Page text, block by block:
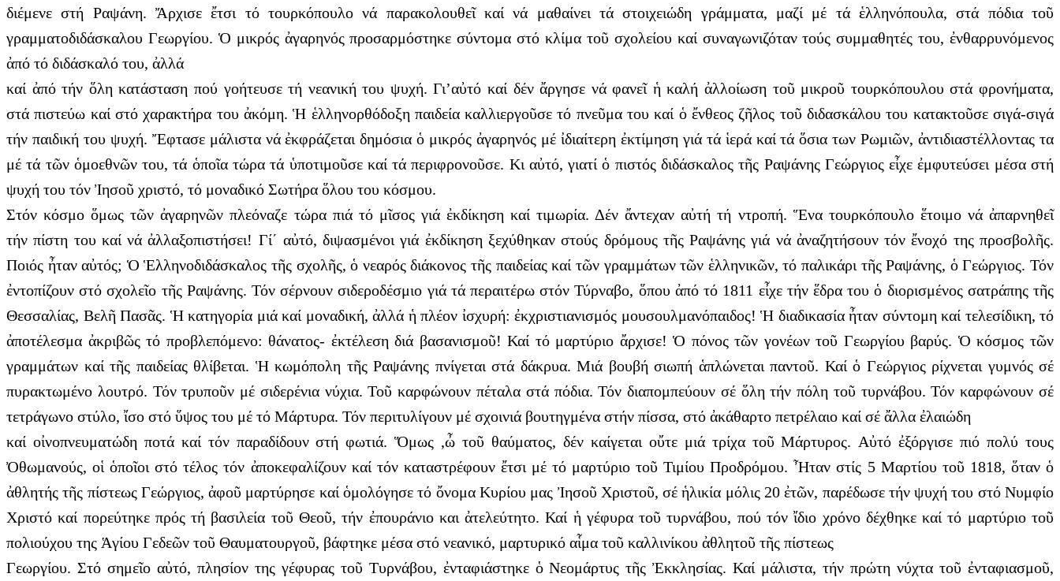
διέμενε στή Ραψάνη. Ἄρχισε ἔτσι τό τουρκόπουλο νά παρακολουθεῖ καί νά μαθαίνει τά στοιχειώδη γράμματα, μαζί μέ τά ἑλληνόπουλα, στά πόδια τοῦ
γραμματοδιδάσκαλου Γεωργίου. Ὁ μικρός ἀγαρηνός προσαρμόστηκε σύντομα στό κλίμα τοῦ σχολείου καί συναγωνιζόταν τούς συμμαθητές του, ἐνθαρρυνόμενος
ἀπό τό διδάσκαλό του, ἀλλά
καί ἀπό τήν ὅλη κατάσταση πού γοήτευσε τή νεανική του ψυχή. Γι’αὐτό καί δέν ἄργησε νά φανεῖ ἡ καλή ἀλλοίωση τοῦ μικροῦ τουρκόπουλου στά φρονήματα,
στά πιστεύω καί στό χαρακτήρα του ἀκόμη. Ἡ ἑλληνορθόδοξη παιδεία καλλιεργοῦσε τό πνεῦμα του καί ὁ ἔνθεος ζῆλος τοῦ διδασκάλου του κατακτοῦσε σιγά-σιγά
τήν παιδική του ψυχή. Ἔφτασε μάλιστα νά ἐκφράζεται δημόσια ὁ μικρός ἀγαρηνός μέ ἰδιαίτερη ἐκτίμηση γιά τά ἱερά καί τά ὅσια των Ρωμιῶν, ἀντιδιαστέλλοντας τα
μέ τά τῶν ὁμοεθνῶν του, τά ὁποῖα τώρα τά ὑποτιμοῦσε καί τά περιφρονοῦσε. Κι αὐτό, γιατί ὁ πιστός διδάσκαλος τῆς Ραψάνης Γεώργιος εἶχε ἐμφυτεύσει μέσα στή
ψυχή του τόν Ἰησοῦ χριστό, τό μοναδικό Σωτήρα ὅλου του κόσμου.
Στόν κόσμο ὅμως τῶν ἀγαρηνῶν πλεόναζε τώρα πιά τό μῖσος γιά ἐκδίκηση καί τιμωρία. Δέν ἄντεχαν αὐτή τή ντροπή. Ἕνα τουρκόπουλο ἕτοιμο νά ἀπαρνηθεῖ
τήν πίστη του καί νά ἀλλαξοπιστήσει! Γί΄ αὐτό, διψασμένοι γιά ἐκδίκηση ξεχύθηκαν στούς δρόμους τῆς Ραψάνης γιά νά ἀναζητήσουν τόν ἔνοχό της προσβολῆς.
Ποιός ἦταν αὐτός; Ὁ Ἑλληνοδιδάσκαλος τῆς σχολῆς, ὁ νεαρός διάκονος τῆς παιδείας καί τῶν γραμμάτων τῶν ἑλληνικῶν, τό παλικάρι τῆς Ραψάνης, ὁ Γεώργιος. Τόν
ἐντοπίζουν στό σχολεῖο τῆς Ραψάνης. Τόν σέρνουν σιδεροδέσμιο γιά τά περαιτέρω στόν Τύρναβο, ὅπου ἀπό τό 1811 εἶχε τήν ἕδρα του ὁ διορισμένος σατράπης τῆς
Θεσσαλίας, Βελῆ Πασᾶς. Ἡ κατηγορία μιά καί μοναδική, ἀλλά ἡ πλέον ἰσχυρή: ἐκχριστιανισμός μουσουλμανόπαιδος! Ἡ διαδικασία ἦταν σύντομη καί τελεσίδικη, τό
ἀποτέλεσμα ἀκριβῶς τό προβλεπόμενο: θάνατος- ἐκτέλεση διά βασανισμοῦ! Καί τό μαρτύριο ἄρχισε! Ὁ πόνος τῶν γονέων τοῦ Γεωργίου βαρύς. Ὁ κόσμος τῶν
γραμμάτων καί τῆς παιδείας θλίβεται. Ἡ κωμόπολη τῆς Ραψάνης πνίγεται στά δάκρυα. Μιά βουβή σιωπή ἁπλώνεται παντοῦ. Καί ὁ Γεώργιος ρίχνεται γυμνός σέ
πυρακτωμένο λουτρό. Τόν τρυποῦν μέ σιδερένια νύχια. Τοῦ καρφώνουν πέταλα στά πόδια. Τόν διαπομπεύουν σέ ὅλη τήν πόλη τοῦ τυρνάβου. Τόν καρφώνουν σέ
τετράγωνο στύλο, ἴσο στό ὕψος του μέ τό Μάρτυρα. Τόν περιτυλίγουν μέ σχοινιά βουτηγμένα στήν πίσσα, στό ἀκάθαρτο πετρέλαιο καί σέ ἄλλα ἐλαιώδη
καί οἰνοπνευματώδη ποτά καί τόν παραδίδουν στή φωτιά. Ὅμως ,ὦ τοῦ θαύματος, δέν καίγεται οὔτε μιά τρίχα τοῦ Μάρτυρος. Αὐτό ἐξόργισε πιό πολύ τους
Ὀθωμανούς, οἱ ὁποῖοι στό τέλος τόν ἀποκεφαλίζουν καί τόν καταστρέφουν ἔτσι μέ τό μαρτύριο τοῦ Τιμίου Προδρόμου. Ἦταν στίς 5 Μαρτίου τοῦ 1818, ὅταν ὁ
ἀθλητής τῆς πίστεως Γεώργιος, ἀφοῦ μαρτύρησε καί ὁμολόγησε τό ὄνομα Κυρίου μας Ἰησοῦ Χριστοῦ, σέ ἡλικία μόλις 20 ἐτῶν, παρέδωσε τήν ψυχή του στό Νυμφίο
Χριστό καί πορεύτηκε πρός τή βασιλεία τοῦ Θεοῦ, τήν ἐπουράνιο και ἀτελεύτητο. Καί ἡ γέφυρα τοῦ τυρνάβου, πού τόν ἴδιο χρόνο δέχθηκε καί τό μαρτύριο τοῦ
πολιούχου της Ἁγίου Γεδεῶν τοῦ Θαυματουργοῦ, βάφτηκε μέσα στό νεανικό, μαρτυρικό αἷμα τοῦ καλλινίκου ἀθλητοῦ τῆς πίστεως
Γεωργίου. Στό σημεῖο αὐτό, πλησίον της γέφυρας τοῦ Τυρνάβου, ἐνταφιάστηκε ὁ Νεομάρτυς τῆς Ἐκκλησίας. Καί μάλιστα, τήν πρώτη νύχτα τοῦ ἐνταφιασμοῦ,